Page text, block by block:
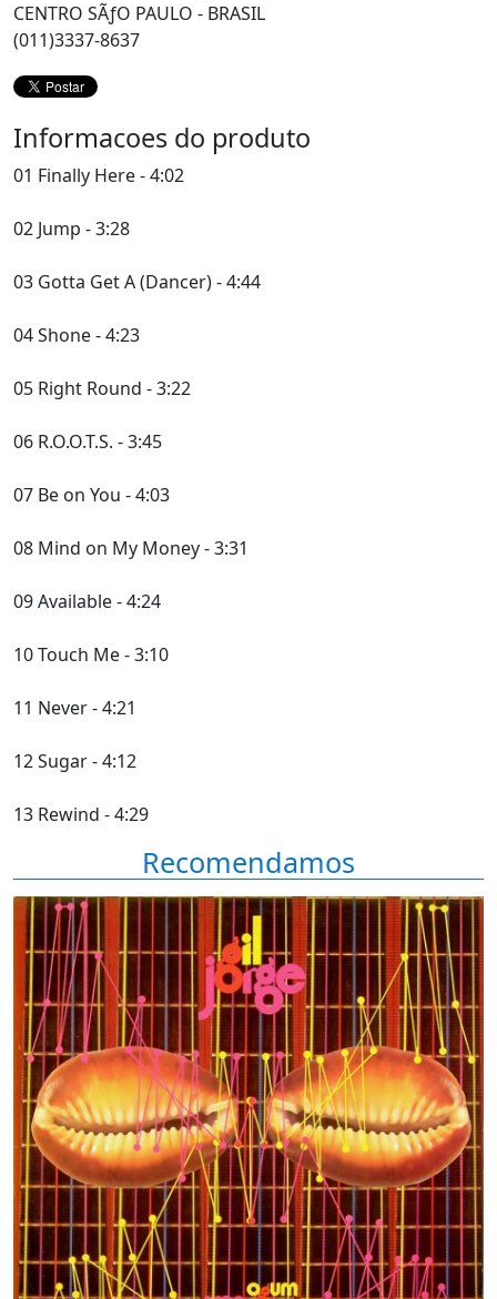
CENTRO SÃƒO PAULO - BRASIL
(011)3337-8637
Informacoes do produto
01 Finally Here - 4:02
02 Jump - 3:28
03 Gotta Get A (Dancer) - 4:44
04 Shone - 4:23
05 Right Round - 3:22
06 R.O.O.T.S. - 3:45
07 Be on You - 4:03
08 Mind on My Money - 3:31
09 Available - 4:24
10 Touch Me - 3:10
11 Never - 4:21
12 Sugar - 4:12
13 Rewind - 4:29
Recomendamos